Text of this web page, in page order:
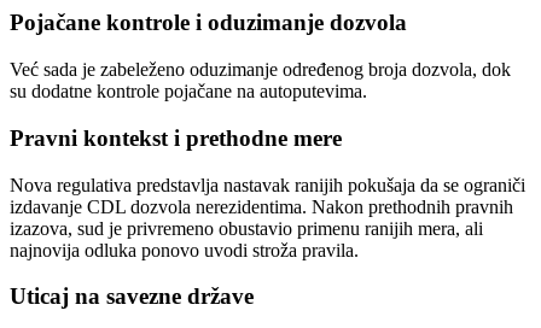
Pojačane kontrole i oduzimanje dozvola
Već sada je zabeleženo oduzimanje određenog broja dozvola, dok
su dodatne kontrole pojačane na autoputevima.
Pravni kontekst i prethodne mere
Nova regulativa predstavlja nastavak ranijih pokušaja da se ograniči
izdavanje CDL dozvola nerezidentima. Nakon prethodnih pravnih
izazova, sud je privremeno obustavio primenu ranijih mera, ali
najnovija odluka ponovo uvodi stroža pravila.
Uticaj na savezne države